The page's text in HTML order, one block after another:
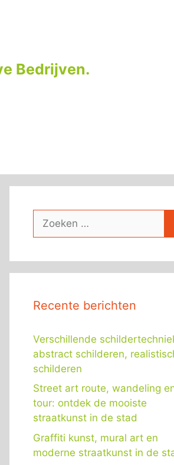
Bedrijven.
naar:
Recente berichten
Verschillende
abstract schilderen,
schilderen
Street art route, wandeling
tour: ontdek de mooiste
straatkunst in de stad
Graffiti kunst, mural art en
moderne straatkunst in de